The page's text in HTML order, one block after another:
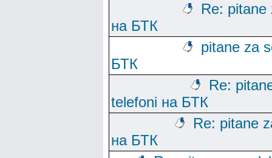
Re: pitane
на БТК
pitane za
БТК
Re:
telefoni на БТК
Re: pitane
на БТК